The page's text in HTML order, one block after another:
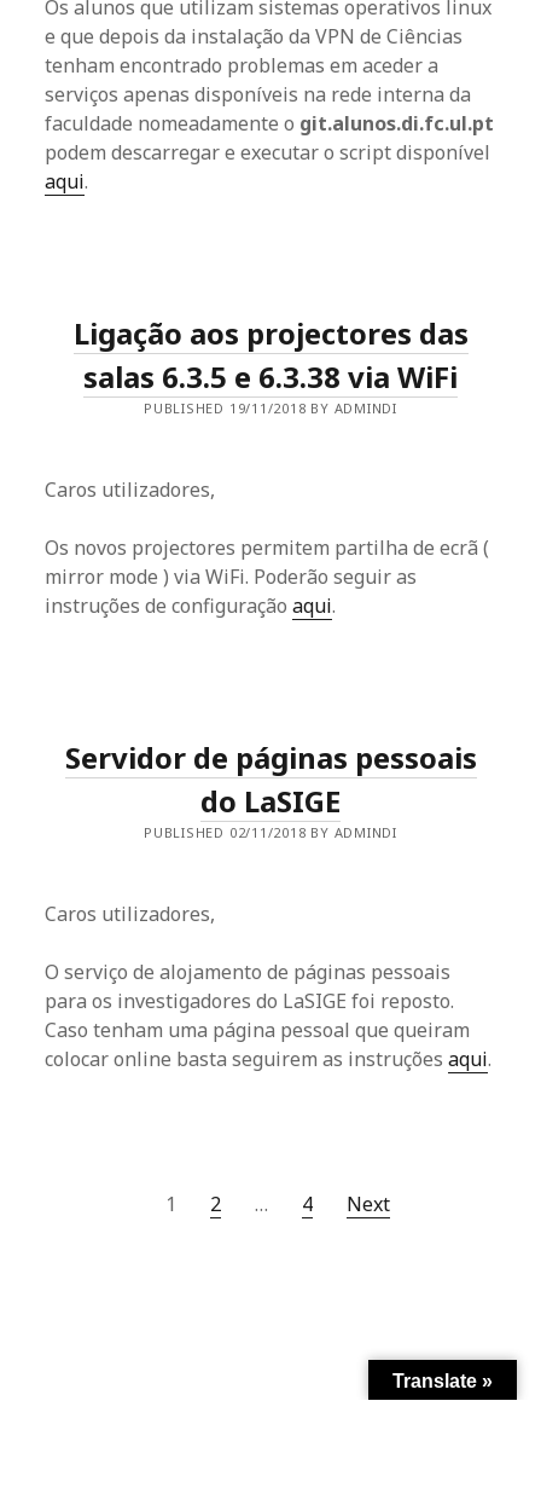
Os alunos que utilizam sistemas operativos linux
e que depois da instalação da VPN de Ciências
tenham encontrado problemas em aceder a
serviços apenas disponíveis na rede interna da
faculdade nomeadamente o git.alunos.di.fc.ul.pt
podem descarregar e executar o script disponível
aqui.
Ligação aos projectores das
salas 6.3.5 e 6.3.38 via WiFi
PUBLISHED 19/11/2018 BY ADMINDI
Caros utilizadores,
Os novos projectores permitem partilha de ecrã (
mirror mode ) via WiFi. Poderão seguir as
instruções de configuraçãoaqui.
Servidor de páginas pessoais
do LaSIGE
PUBLISHED 02/11/2018 BY ADMINDI
Caros utilizadores,
O serviço de alojamento de páginas pessoais
para os investigadores do LaSIGE foi reposto.
Caso tenham uma página pessoal que queiram
colocar online basta seguirem as instruçõesaqui.
1 2 … 4 Next
Translate »